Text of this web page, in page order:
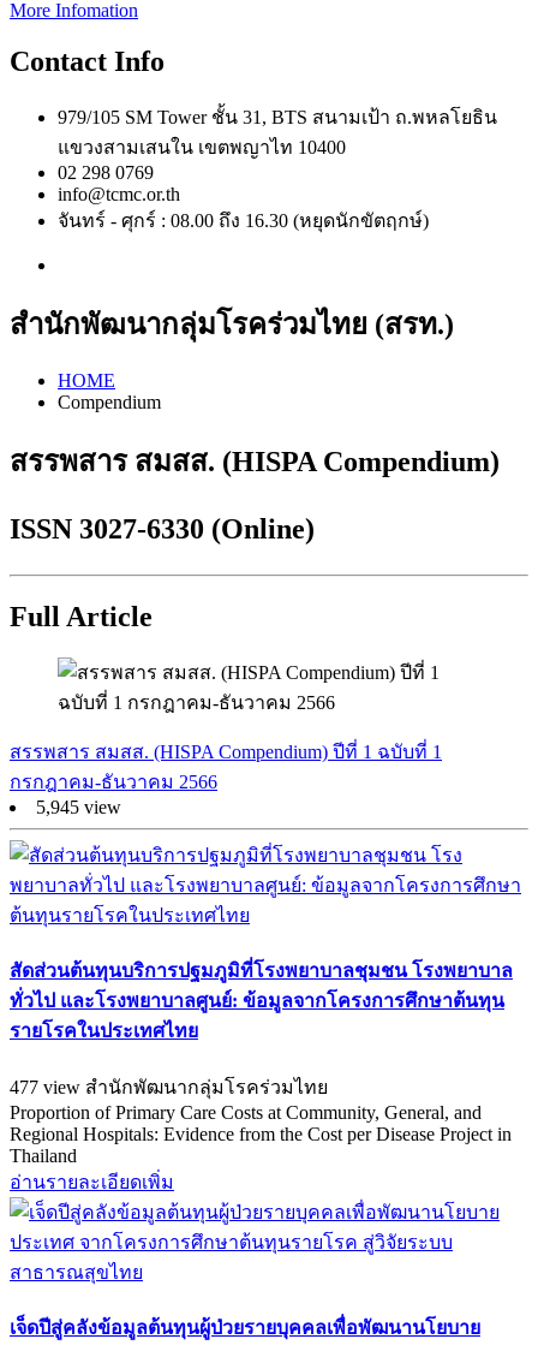
More Infomation
Contact Info
979/105 SM Tower ชั้น 31, BTS สนามเป้า ถ.พหลโยธิน
แขวงสามเสนใน เขตพญาไท 10400
02 298 0769
info@tcmc.or.th
จันทร์ - ศุกร์ : 08.00 ถึง 16.30 (หยุดนักขัตฤกษ์)
สำนักพัฒนากลุ่มโรคร่วมไทย (สรท.)
HOME
Compendium
สรรพสาร สมสส. (HISPA Compendium)
ISSN 3027-6330 (Online)
Full Article
สรรพสาร สมสส. (HISPA Compendium) ปีที่ 1 ฉบับที่ 1
กรกฎาคม-ธันวาคม 2566
5,945 view
สัดส่วนต้นทุนบริการปฐมภูมิที่โรงพยาบาลชุมชน โรงพยาบาล
ทั่วไป และโรงพยาบาลศูนย์: ข้อมูลจากโครงการศึกษาต้นทุน
รายโรคในประเทศไทย
477 view สำนักพัฒนากลุ่มโรคร่วมไทย
Proportion of Primary Care Costs at Community, General, and
Regional Hospitals: Evidence from the Cost per Disease Project in
Thailand
อ่านรายละเอียดเพิ่ม
เจ็ดปีสู่คลังข้อมูลต้นทุนผู้ป่วยรายบุคคลเพื่อพัฒนานโยบาย